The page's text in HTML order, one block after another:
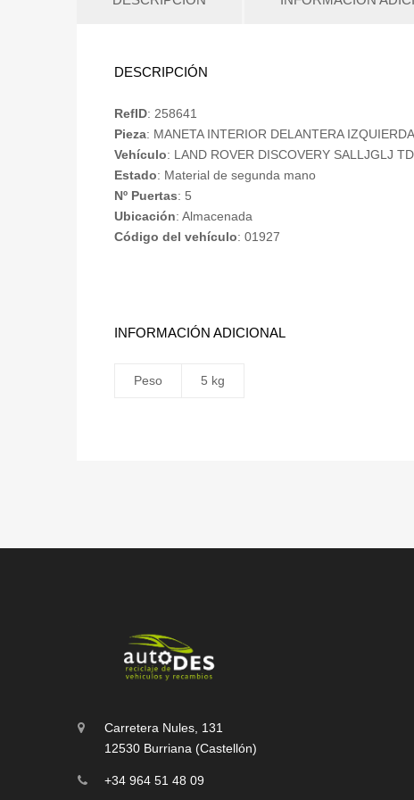
DESCRIPCIÓN
RefID: 258641
Pieza: MANETA INTERIOR DELANTERA IZQUIERDA
Vehículo: LAND ROVER DISCOVERY SALLJGLJ
Estado: Material de segunda mano
Nº Puertas: 5
Ubicación: Almacenada
Código del vehículo: 01927
INFORMACIÓN ADICIONAL
Peso 5 kg
Carretera Nules, 131
12530 Burriana (Castellón)
+34 964 51 48 09